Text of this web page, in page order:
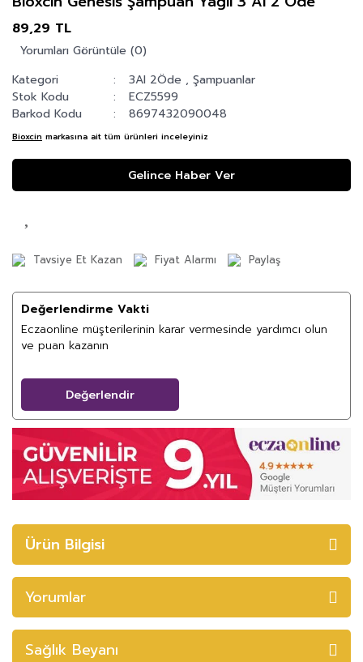
89,29 TL
Yorumları Görüntüle (0)
Kategori
3Al 2Öde ,Şampuanlar
Stok Kodu
ECZ5599
Barkod Kodu
8697432090048
Bioxcin markasına ait tüm ürünleri inceleyiniz
Gelince Haber Ver
Tavsiye Et Kazan Fiyat Alarmı Paylaş
Değerlendirme Vakti
Eczaonline müşterilerinin karar vermesinde yardımcı olun
ve puan kazanın
Değerlendir
Ürün Bilgisi
Yorumlar
Sağlık Beyanı